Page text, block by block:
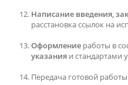
Написание введения,
расстановка ссылок на
Оформление работы в
указания и стандартами
Передача готовой